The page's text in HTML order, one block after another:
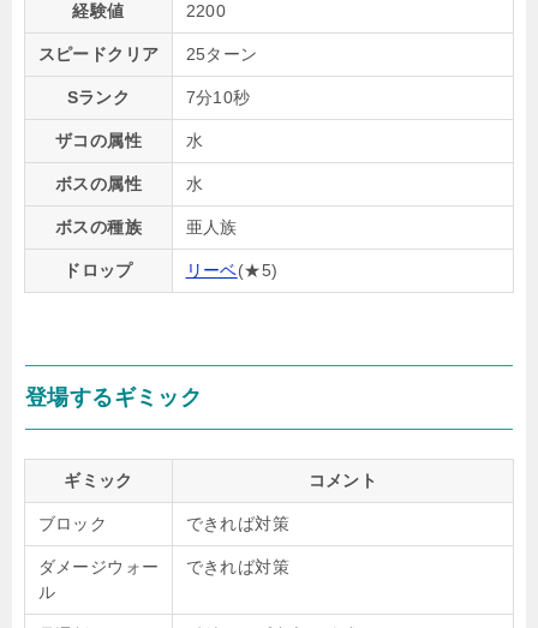
経験値 2200
スピードクリア 25ターン
Sランク 7分10秒
ザコの属性 水
ボスの属性 水
ボスの種族 亜人族
ドロップ リーベ(★5)
登場するギミック
ギミック コメント
ブロック できれば対策
ダメージウォー
ル
できれば対策